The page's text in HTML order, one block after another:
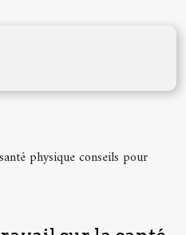
physique conseils pour